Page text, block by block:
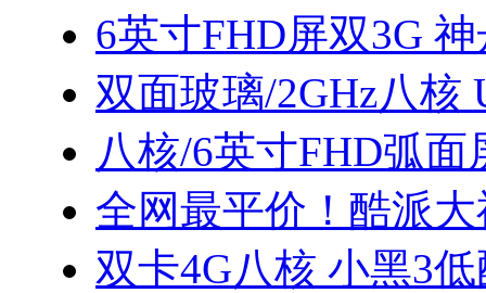
6英寸FHD屏双3G
双面玻璃/2GHz八核
八核/6英寸FHD弧
全网最平价！酷派
双卡4G八核 小黑3